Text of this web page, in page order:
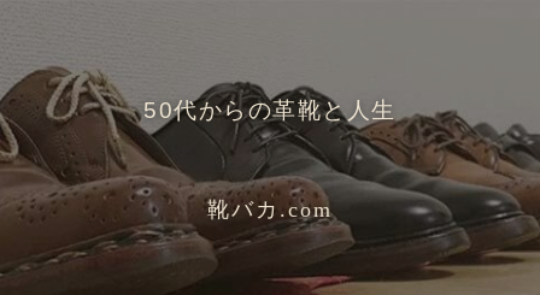
50代からの革靴と人生
靴バカ.com